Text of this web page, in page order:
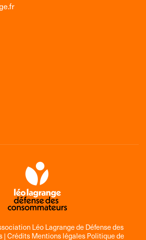
Léo Lagrange de Défense des
|Crédits Mentions légales Politique de